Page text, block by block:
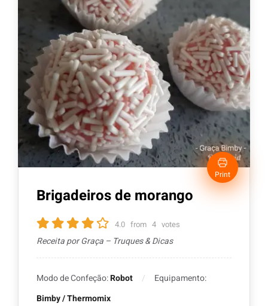
Print
Brigadeiros de morango
4.0 from 4 votes
Receita por Graça – Truques & Dicas
Modo de Confeção:Robot
Equipamento:
Bimby / Thermomix